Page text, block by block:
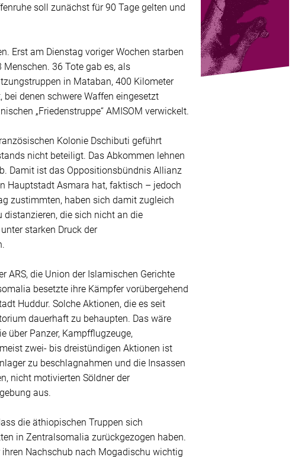
soll zunächst für 90 Tage gelten und
Erst am Dienstag voriger Wochen starben
36 Tote gab es, als
in Mataban, 400 Kilometer
denen schwere Waffen eingesetzt
„Friedenstruppe“ AMISOM verwickelt.
Kolonie Dschibuti geführt
nicht beteiligt. Das Abkommen lehnen
Damit ist das Oppositionsbündnis Allianz
Hauptstadt Asmara hat, faktisch – jedoch
zustimmten, haben sich damit zugleich
distanzieren, die sich nicht an die
starken Druck der
ARS, die Union der Islamischen Gerichte
besetzte ihre Kämpfer vorübergehend
Huddur. Solche Aktionen, die es seit
dauerhaft zu behaupten. Das wäre
über Panzer, Kampfflugzeuge,
zwei- bis dreistündigen Aktionen ist
zu beschlagnahmen und die Insassen
nicht motivierten Söldner der
aus.
die äthiopischen Truppen sich
in Zentralsomalia zurückgezogen haben.
Nachschub nach Mogadischu wichtig